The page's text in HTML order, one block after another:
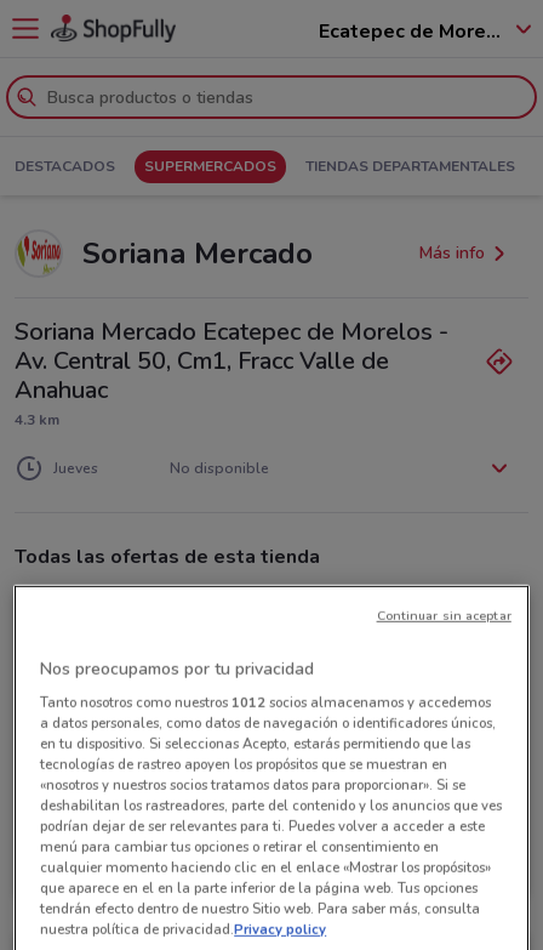
Ecatepec de Morelos - 55100
DESTACADOS SUPERMERCADOS TIENDAS DEPARTAMENTALES
Soriana Mercado Más info
Soriana Mercado Ecatepec de Morelos -
Av. Central 50, Cm1, Fracc Valle de
Anahuac
4.3 km
Jueves No disponible
Todas las ofertas de esta tienda
Soriana Mercado
Caduca Miércoles
Nos preocupamos por tu privacidad
Tanto nosotros como nuestros 1012socios almacenamos y accedemos
a datos personales, como datos de navegación o identificadores únicos,
en tu dispositivo. Si seleccionas Acepto, estarás permitiendo que las
tecnologías de rastreo apoyen los propósitos que se muestran en
«nosotros y nuestros socios tratamos datos para proporcionar». Si se
deshabilitan los rastreadores, parte del contenido y los anuncios que ves
podrían dejar de ser relevantes para ti. Puedes volver a acceder a este
menú para cambiar tus opciones o retirar el consentimiento en
cualquier momento haciendo clic en el enlace «Mostrar los propósitos»
que aparece en el en la parte inferior de la página web. Tus opciones
tendrán efecto dentro de nuestro Sitio web. Para saber más, consulta
nuestra política de privacidad.Privacy policy
Continuar sin aceptar